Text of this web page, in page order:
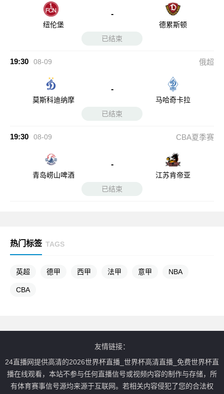
纽伦堡
-
德累斯顿
已结束
19:30 08-09 俄超
莫斯科迪纳摩
-
马哈奇卡拉
已结束
19:30 08-09 CBA夏季赛
青岛崂山啤酒
-
江苏肯帝亚
已结束
热门标签 TAGS
英超 德甲 西甲 法甲 意甲 NBA
CBA
友情链接：
24直播网提供高清的2026世界杯直播_世界杯高清直播_免费世界杯直
播在线观看，本站不参与任何直播信号或视频内容的制作与存储，所
有体育赛事信号源均来源于互联网。若相关内容侵犯了您的合法权